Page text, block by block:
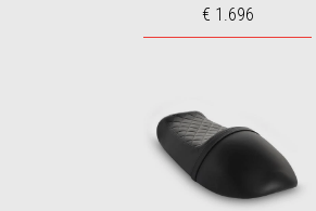
€ 1.696